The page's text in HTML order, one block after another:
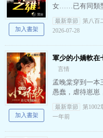
女……已有同類
天》、《混之從
成》、《鄰家
最新章節
第八百
2026-07-28
加入書架
軍少的小嬌軟在
言情
孟晚棠穿到一本
愚蠢，虐待崽崽
笑話人家親戚都
極品。沒關系，
最新章節
第1002
一年前
加入書架